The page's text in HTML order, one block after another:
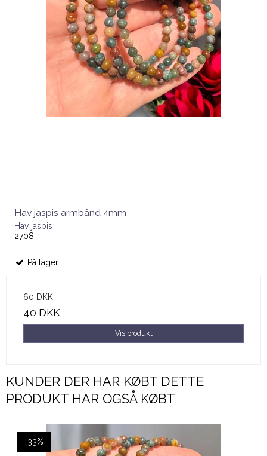
Hav jaspis armbånd 4mm
Hav jaspis
2708
På lager
60 DKK
40 DKK
Vis produkt
KUNDER DER HAR KØBT DETTE
PRODUKT HAR OGSÅ KØBT
-33%